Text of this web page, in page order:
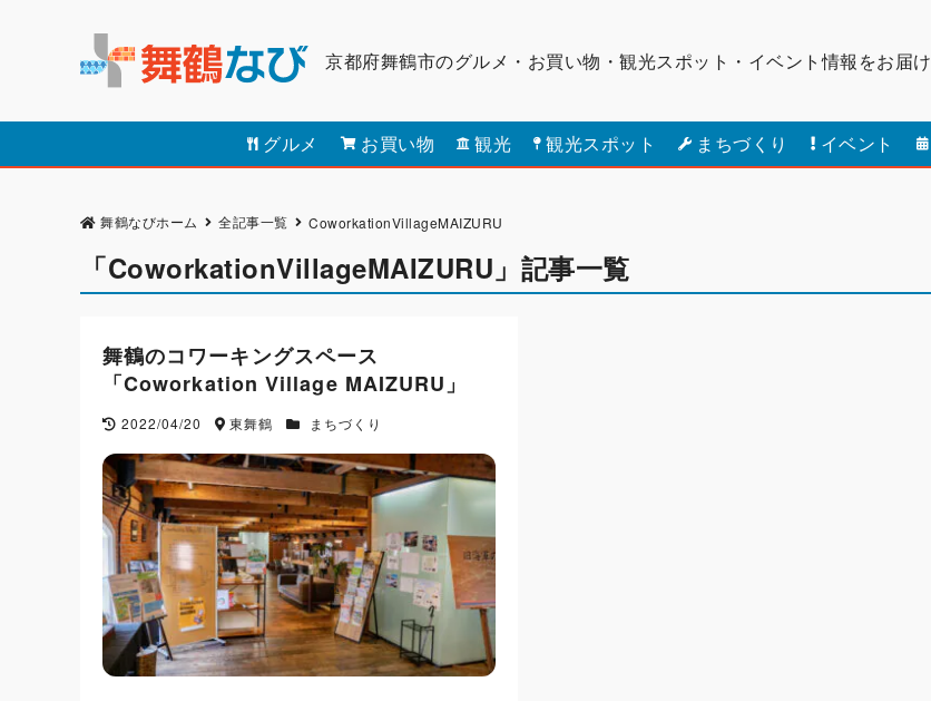
京都府舞鶴市のグルメ・お買い物・観光スポット・ イベント情報をお届け
グルメ お買い物 観光 観光スポット まちづくり イベント
舞鶴なびホーム 全記事一覧 CoworkationVillageMAIZURU
「CoworkationVillageMAIZURU」記事一覧
舞鶴のコワーキングスペース
「Coworkation Village ​MAIZURU」
2022/04/20 東舞鶴 まちづくり